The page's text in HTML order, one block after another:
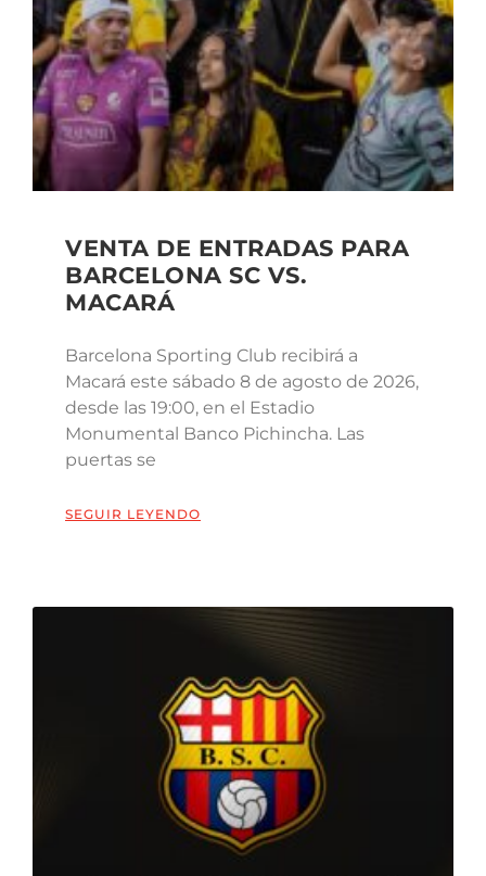
VENTA DE ENTRADAS PARA
BARCELONA SC VS.
MACARÁ
Barcelona Sporting Club recibirá a
Macará este sábado 8 de agosto de 2026,
desde las 19:00, en el Estadio
Monumental Banco Pichincha. Las
puertas se
SEGUIR LEYENDO